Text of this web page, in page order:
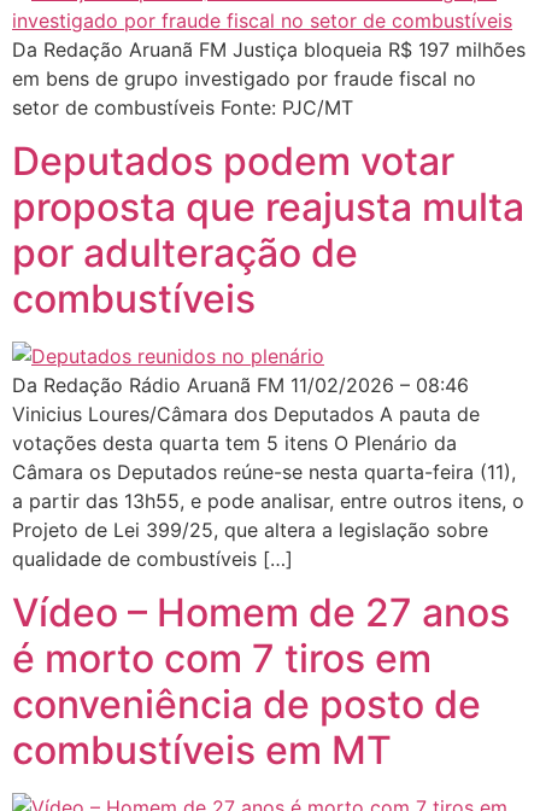
Da Redação Aruanã FM Justiça bloqueia R$ 197 milhões
em bens de grupo investigado por fraude fiscal no
setor de combustíveis Fonte: PJC/MT
Deputados podem votar
proposta que reajusta multa
por adulteração de
combustíveis
Da Redação Rádio Aruanã FM 11/02/2026 – 08:46
Vinicius Loures/Câmara dos Deputados A pauta de
votações desta quarta tem 5 itens O Plenário da
Câmara os Deputados reúne-se nesta quarta-feira (11),
a partir das 13h55, e pode analisar, entre outros itens, o
Projeto de Lei 399/25, que altera a legislação sobre
qualidade de combustíveis […]
Vídeo – Homem de 27 anos
é morto com 7 tiros em
conveniência de posto de
combustíveis em MT